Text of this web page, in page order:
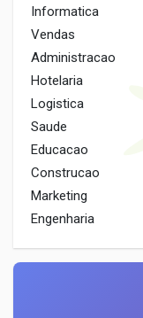
Informatica
Vendas
Administracao
Hotelaria
Logistica
Saude
Educacao
Construcao
Marketing
Engenharia